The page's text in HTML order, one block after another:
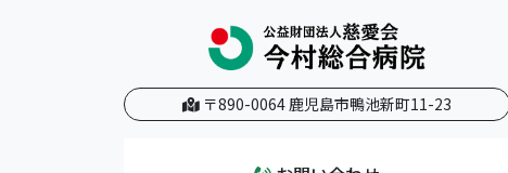
〒890-0064 鹿児島市鴨池新町11-23